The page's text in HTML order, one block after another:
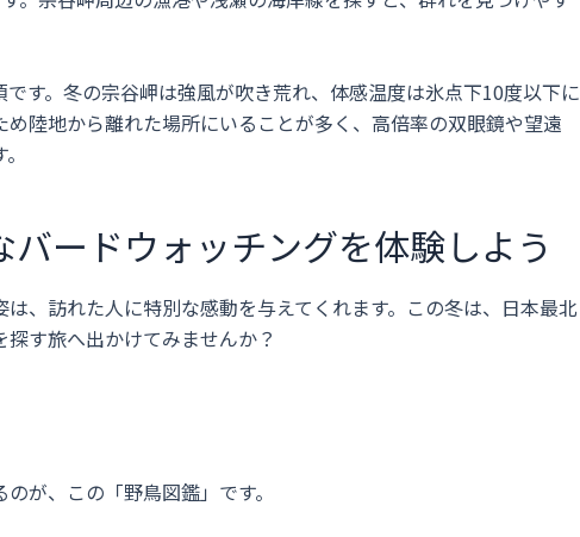
す。冬の宗谷岬は強風が吹き荒れ、体感温度は氷点下10度以下に
陸地から離れた場所にいることが多く、高倍率の双眼鏡や望遠
ードウォッチングを体験しよう
、訪れた人に特別な感動を与えてくれます。この冬は、日本最北
す旅へ出かけてみませんか？
が、この「野鳥図鑑」です。